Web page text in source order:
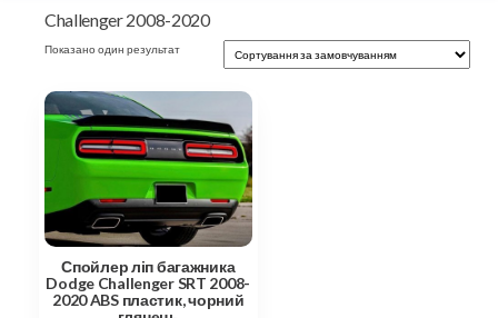
Challenger 2008-2020
Показано один результат
Спойлер ліп багажника
Dodge Challenger SRT 2008-
2020 ABS пластик, чорний